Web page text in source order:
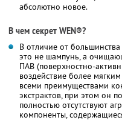
абсолютно новое.
В чем секрет WEN®?
В отличие от
это не шампунь, а
ПАВ (поверхностно-
воздействие более
всеми преимуществами
экстрактов, при этом он
полностью отсутствуют
компоненты,